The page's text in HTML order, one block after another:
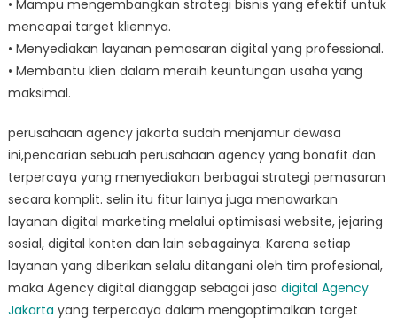
• Mampu mengembangkan strategi bisnis yang efektif untuk
mencapai target kliennya.
• Menyediakan layanan pemasaran digital yang professional.
• Membantu klien dalam meraih keuntungan usaha yang
maksimal.
perusahaan agency jakarta sudah menjamur dewasa
ini,pencarian sebuah perusahaan agency yang bonafit dan
terpercaya yang menyediakan berbagai strategi pemasaran
secara komplit. selin itu fitur lainya juga menawarkan
layanan digital marketing melalui optimisasi website, jejaring
sosial, digital konten dan lain sebagainya. Karena setiap
layanan yang diberikan selalu ditangani oleh tim profesional,
maka Agency digital dianggap sebagai jasa digital Agency
Jakarta yang terpercaya dalam mengoptimalkan target